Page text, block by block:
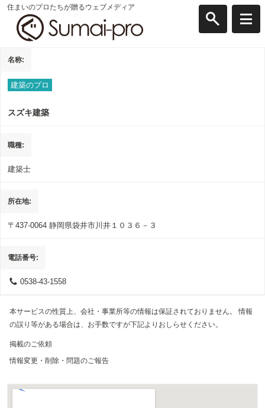
住まいのプロたちが贈るウェブメディア
名称
建築のプロ
スズキ建築
職種
建築士
所在地
〒437-0064 静岡県袋井市川井１０３６－３
電話番号
0538-43-1558
本サービスの性質上、会社・事業所等の情報は保証されておりません。 情報
の誤り等がある場合は、お手数ですが下記よりおしらせください。
掲載のご依頼
情報変更・削除・問題のご報告